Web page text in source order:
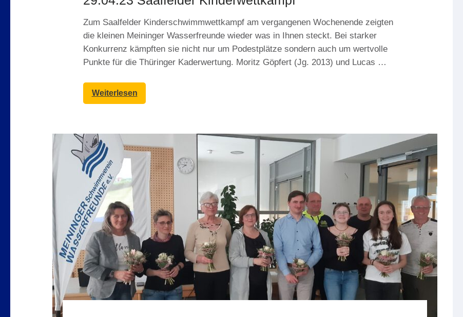
Zum Saalfelder Kinderschwimmwettkampf am vergangenen Wochenende zeigten
die kleinen Meininger Wasserfreunde wieder was in Ihnen steckt. Bei starker
Konkurrenz kämpften sie nicht nur um Podestplätze sondern auch um wertvolle
Punkte für die Thüringer Kaderwertung. Moritz Göpfert (Jg. 2013) und Lucas …
Weiterlesen